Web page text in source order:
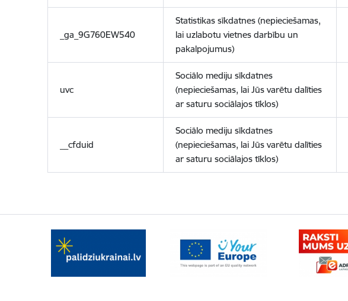
_ga_9G760EW540
Statistikas sīkdatnes (nepieciešamas,
lai uzlabotu vietnes darbību un
pakalpojumus)
uvc
Sociālo mediju sīkdatnes
(nepieciešamas, lai Jūs varētu dalīties
ar saturu sociālajos tīklos)
__cfduid
Sociālo mediju sīkdatnes
(nepieciešamas, lai Jūs varētu dalīties
ar saturu sociālajos tīklos)